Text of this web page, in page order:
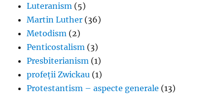
Luteranism (5)
Martin Luther (36)
Metodism (2)
Penticostalism (3)
Presbiterianism (1)
profeții Zwickau (1)
Protestantism – aspecte generale (13)